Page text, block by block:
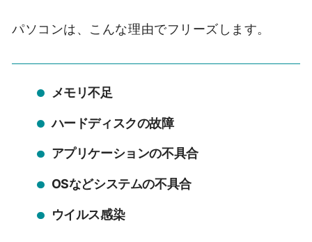
パソコンは、こんな理由でフリーズします。
メモリ不足
ハードディスクの故障
アプリケーションの不具合
OSなどシステムの不具合
ウイルス感染